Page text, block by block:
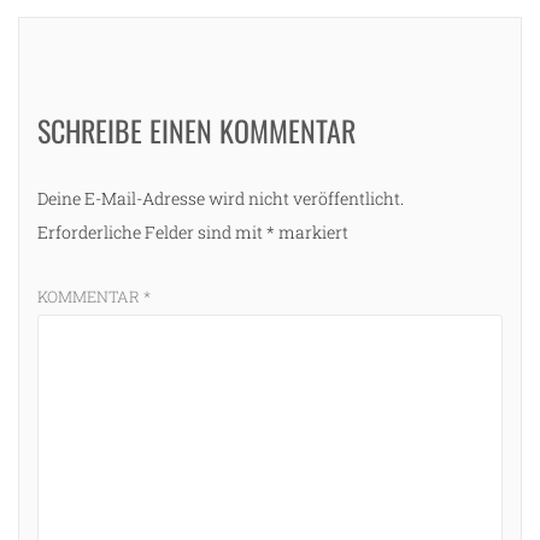
SCHREIBE EINEN KOMMENTAR
Deine E-Mail-Adresse wird nicht veröffentlicht.
Erforderliche Felder sind mit * markiert
KOMMENTAR *